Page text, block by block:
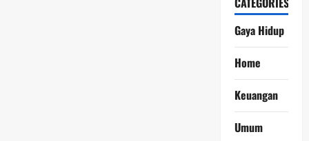
Gaya Hidup
Home
Keuangan
Umum